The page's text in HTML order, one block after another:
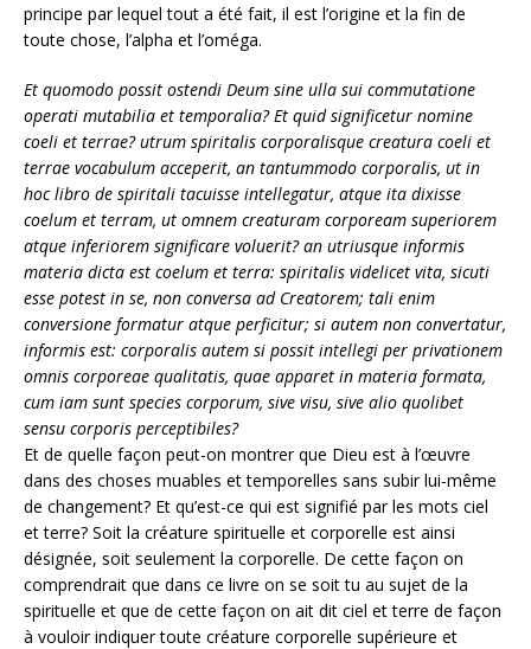
principe par lequel tout a été fait, il est l’origine et la fin de
toute chose, l’alpha et l’oméga.
Et quomodo possit ostendi Deum sine ulla sui commutatione
operati mutabilia et temporalia? Et quid significetur nomine
coeli et terrae? utrum spiritalis corporalisque creatura coeli et
terrae vocabulum acceperit, an tantummodo corporalis, ut in
hoc libro de spiritali tacuisse intellegatur, atque ita dixisse
coelum et terram, ut omnem creaturam corpoream superiorem
atque inferiorem significare voluerit? an utriusque informis
materia dicta est coelum et terra: spiritalis videlicet vita, sicuti
esse potest in se, non conversa ad Creatorem; tali enim
conversione formatur atque perficitur; si autem non convertatur,
informis est: corporalis autem si possit intellegi per privationem
omnis corporeae qualitatis, quae apparet in materia formata,
cum iam sunt species corporum, sive visu, sive alio quolibet
sensu corporis perceptibiles?
Et de quelle façon peut-on montrer que Dieu est à l’œuvre
dans des choses muables et temporelles sans subir lui-même
de changement? Et qu’est-ce qui est signifié par les mots ciel
et terre? Soit la créature spirituelle et corporelle est ainsi
désignée, soit seulement la corporelle. De cette façon on
comprendrait que dans ce livre on se soit tu au sujet de la
spirituelle et que de cette façon on ait dit ciel et terre de façon
à vouloir indiquer toute créature corporelle supérieure et